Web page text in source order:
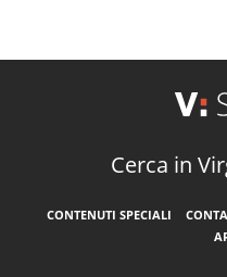
Cerca in
CONTENUTI SPECIALI